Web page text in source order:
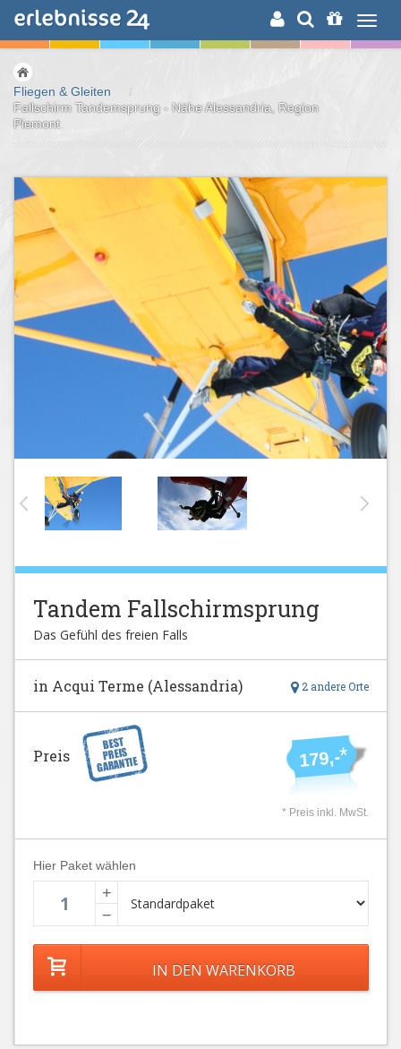
ERLEBNISSUCHE
Fliegen & Gleiten
/
Fallschirm Tandemsprung - Nähe Alessandria, Region
Piemont
Tandem Fallschirmsprung
Das Gefühl des freien Falls
2 andere Orte
in Acqui Terme (Alessandria)
179,-*
Preis
* Preis inkl. MwSt.
Hier Paket wählen
+
−